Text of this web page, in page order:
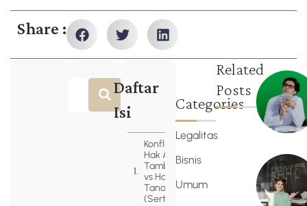
Share :
Daftar
Isi
Konflik Hukum:
Hak Atas Izin
Tambang (SIPB)
vs Hak Atas
Tanah
(Sertifikat/Girik)
Categories
Legalitas
Bisnis
Umum
Related
Posts